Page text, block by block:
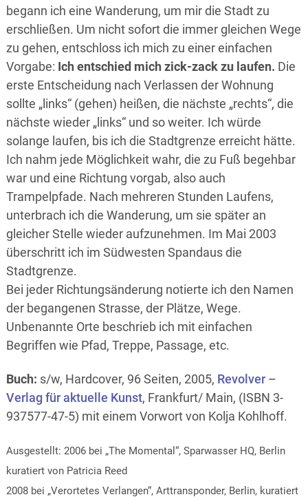
begann ich eine Wanderung, um mir die Stadt zu
erschließen. Um nicht sofort die immer gleichen Wege
zu gehen, entschloss ich mich zu einer einfachen
Vorgabe: Ich entschied mich zick-zack zu laufen. Die
erste Entscheidung nach Verlassen der Wohnung
sollte „links“ (gehen) heißen, die nächste „rechts“, die
nächste wieder „links“ und so weiter. Ich würde
solange laufen, bis ich die Stadtgrenze erreicht hätte.
Ich nahm jede Möglichkeit wahr, die zu Fuß begehbar
war und eine Richtung vorgab, also auch
Trampelpfade. Nach mehreren Stunden Laufens,
unterbrach ich die Wanderung, um sie später an
gleicher Stelle wieder aufzunehmen. Im Mai 2003
überschritt ich im Südwesten Spandaus die
Stadtgrenze.
Bei jeder Richtungsänderung notierte ich den Namen
der begangenen Strasse, der Plätze, Wege.
Unbenannte Orte beschrieb ich mit einfachen
Begriffen wie Pfad, Treppe, Passage, etc.
Buch: s/w, Hardcover, 96 Seiten, 2005, Revolver –
Verlag für aktuelle Kunst, Frankfurt/ Main, (ISBN 3-
937577-47-5) mit einem Vorwort von Kolja Kohlhoff.
Ausgestellt: 2006 bei „The Momental“, Sparwasser HQ, Berlin
kuratiert von Patricia Reed
2008 bei „Verortetes Verlangen“, Arttransponder, Berlin, kuratiert